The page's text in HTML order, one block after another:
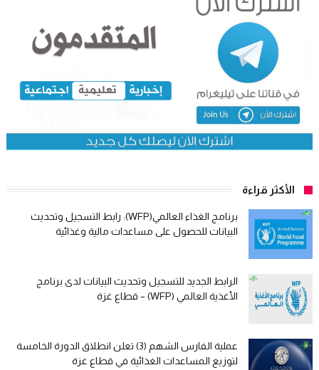
الأكثر قراءة
برنامج الغذاء العالمي(WFP): رابط التسجيل وتحديث
البيانات للحصول على مساعدات مالية وغذائية
الرابط الجديد للتسجيل وتحديث البيانات لدى برنامج
الأغذية العالمي (WFP) – قطاع غزة
عملية الفارس الشهم (3) تعلن انطلاق الدورة الخامسة
لتوزيع المساعدات الغذائية في قطاع غزة